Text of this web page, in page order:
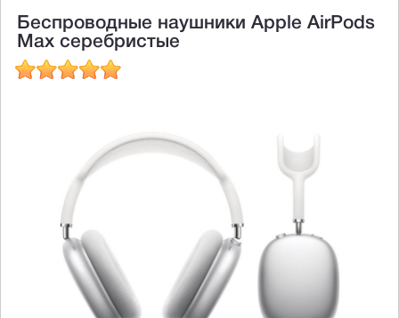
Беспроводные наушники Apple AirPods
Max серебристые